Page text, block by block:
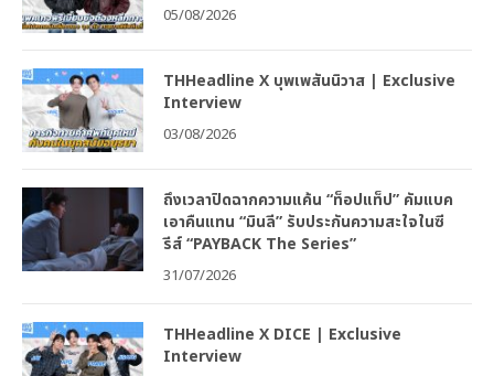
05/08/2026
THHeadline X บุพเพสันนิวาส | Exclusive
Interview
03/08/2026
ถึงเวลาปิดฉากความแค้น “ท็อปแท็ป” คัมแบค
เอาคืนแทน “มินลี” รับประกันความสะใจในซี
รีส์ “PAYBACK The Series”
31/07/2026
THHeadline X DICE | Exclusive
Interview